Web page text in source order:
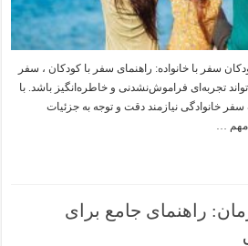
سفر با خانواده: راهنمای سفر با کودکان ، سفر
تجربه‌ای فراموش‌نشدنی و خاطره‌انگیز باشد. با
خانوادگی نیازمند دقت و توجه به جزئیات
مهم …
راهنمای جامع برای